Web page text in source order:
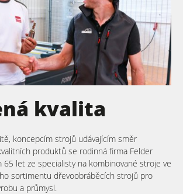
kvalita
koncepcím strojů udávajícím směr
produktů se rodinná firma Felder
65 let ze specialisty na kombinované stroje ve
sortimentu dřevoobráběcích strojů pro
a průmysl.